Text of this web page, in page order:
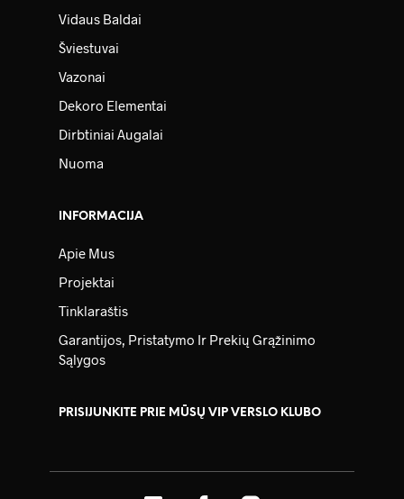
Vidaus Baldai
Šviestuvai
Vazonai
Dekoro Elementai
Dirbtiniai Augalai
Nuoma
INFORMACIJA
Apie Mus
Projektai
Tinklaraštis
Garantijos, Pristatymo Ir Prekių Grąžinimo
Sąlygos
PRISIJUNKITE PRIE MŪSŲ VIP VERSLO KLUBO